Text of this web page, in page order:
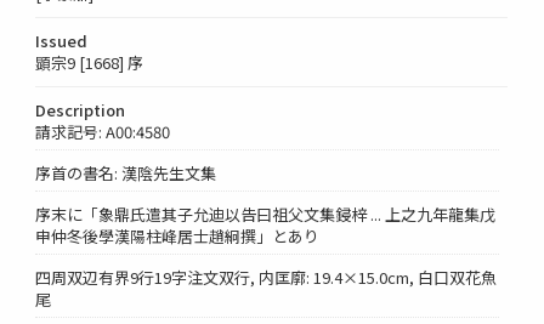
Issued
顕宗9 [1668] 序
Description
請求記号: A00:4580
序首の書名: 漢陰先生文集
序末に「象鼎氏遣其子允迪以告曰祖父文集鋟梓 ... 上之九年龍集戊
申仲冬後學漢陽柱峰居士趙絅撰」とあり
四周双辺有界9行19字注文双行, 内匡廓: 19.4×15.0cm, 白口双花魚
尾